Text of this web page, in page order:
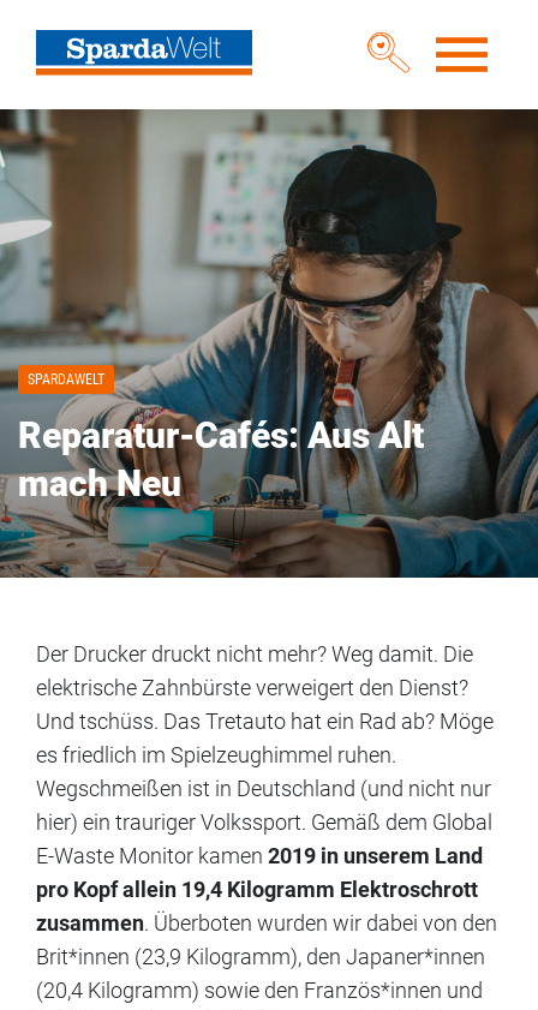
SPARDAWELT
Reparatur-Cafés: Aus Alt
mach Neu
Der Drucker druckt nicht mehr? Weg damit. Die
elektrische Zahnbürste verweigert den Dienst?
Und tschüss. Das Tretauto hat ein Rad ab? Möge
es friedlich im Spielzeughimmel ruhen.
Wegschmeißen ist in Deutschland (und nicht nur
hier) ein trauriger Volkssport. Gemäß dem Global
E-Waste Monitor kamen 2019 in unserem Land
pro Kopf allein 19,4 Kilogramm Elektroschrott
zusammen. Überboten wurden wir dabei von den
Brit*innen (23,9 Kilogramm), den Japaner*innen
(20,4 Kilogramm) sowie den Französ*innen und